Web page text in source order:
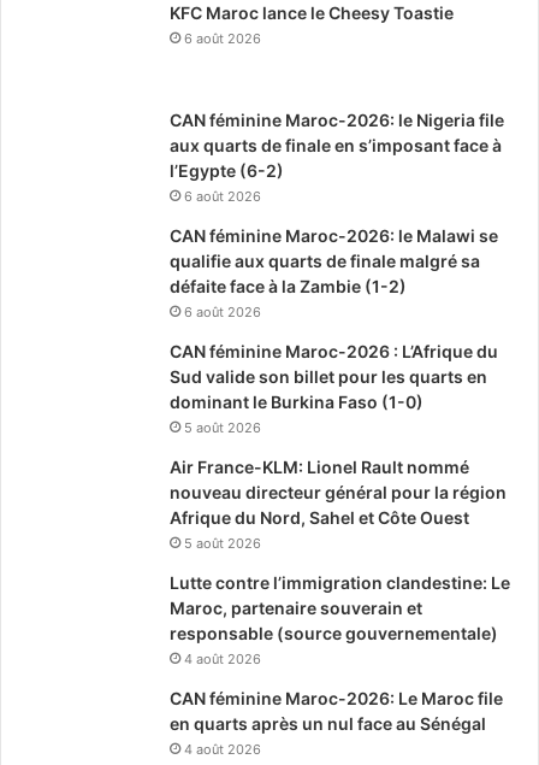
KFC Maroc lance le Cheesy Toastie
6 août 2026
CAN féminine Maroc-2026: le Nigeria file
aux quarts de finale en s’imposant face à
l’Egypte (6-2)
6 août 2026
CAN féminine Maroc-2026: le Malawi se
qualifie aux quarts de finale malgré sa
défaite face à la Zambie (1-2)
6 août 2026
CAN féminine Maroc-2026 : L’Afrique du
Sud valide son billet pour les quarts en
dominant le Burkina Faso (1-0)
5 août 2026
Air France-KLM: Lionel Rault nommé
nouveau directeur général pour la région
Afrique du Nord, Sahel et Côte Ouest
5 août 2026
Lutte contre l’immigration clandestine: Le
Maroc, partenaire souverain et
responsable (source gouvernementale)
4 août 2026
CAN féminine Maroc-2026: Le Maroc file
en quarts après un nul face au Sénégal
4 août 2026